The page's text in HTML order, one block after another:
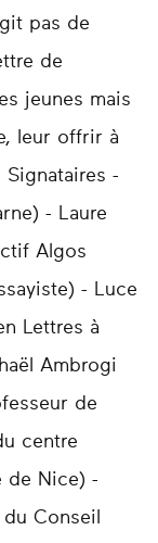
pas de
de
jeunes mais
leur offrir à
-
- Laure
Algos
- Luce
Lettres à
Ambrogi
de
centre
de Nice) -
Conseil